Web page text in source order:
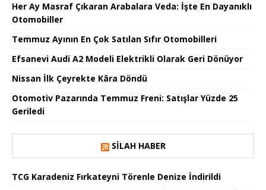
Her Ay Masraf Çıkaran Arabalara Veda: İşte En Dayanıklı
Otomobiller
Temmuz Ayının En Çok Satılan Sıfır Otomobilleri
Efsanevi Audi A2 Modeli Elektrikli Olarak Geri Dönüyor
Nissan İlk Çeyrekte Kâra Döndü
Otomotiv Pazarında Temmuz Freni: Satışlar Yüzde 25
Geriledi
SILAH HABER
TCG Karadeniz Fırkateyni Törenle Denize İndirildi